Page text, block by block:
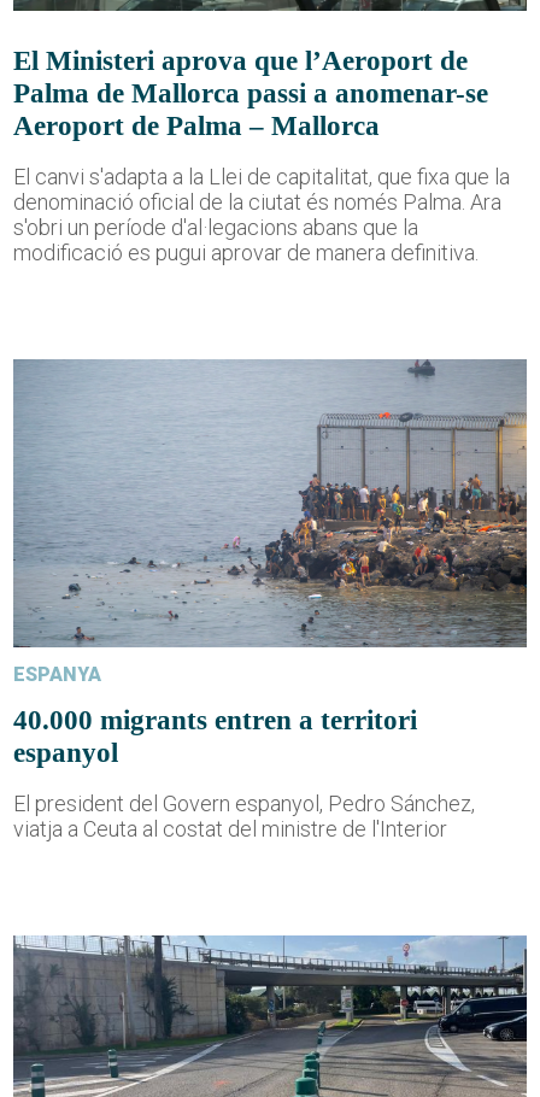
El Ministeri aprova que l’Aeroport de
Palma de Mallorca passi a anomenar-se
Aeroport de Palma – Mallorca
El canvi s'adapta a la Llei de capitalitat, que fixa que la
denominació oficial de la ciutat és només Palma. Ara
s'obri un període d'al·legacions abans que la
modificació es pugui aprovar de manera definitiva.
ESPANYA
40.000 migrants entren a territori
espanyol
El president del Govern espanyol, Pedro Sánchez,
viatja a Ceuta al costat del ministre de l'Interior